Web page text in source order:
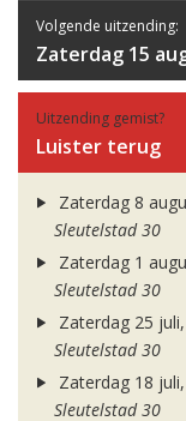
Volgende uitzending:
Zaterdag 15
Uitzending gemist?
Luister terug
Zaterdag 8
Sleutelstad 30
Zaterdag 1
Sleutelstad 30
Zaterdag 25
Sleutelstad 30
Zaterdag 18
Sleutelstad 30